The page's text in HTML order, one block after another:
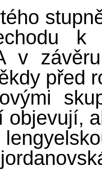
v
před
objevují,